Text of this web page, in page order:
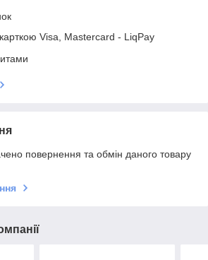
Visa, Mastercard - LiqPay
повернення та обмін даного товару